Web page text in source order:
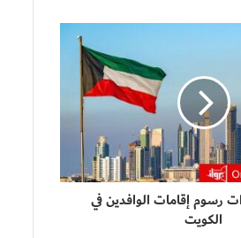
رسوم إقامات الوافدين في
الكويت